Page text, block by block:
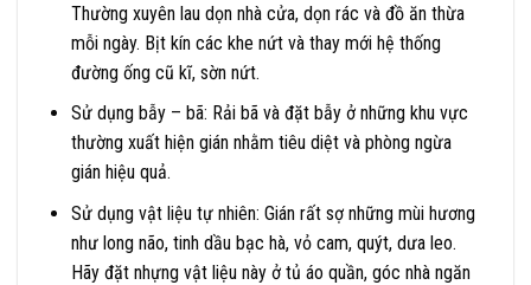
Thường xuyên lau dọn nhà cửa, dọn rác và đồ ăn thừa
mỗi ngày. Bịt kín các khe nứt và thay mới hệ thống
đường ống cũ kĩ, sờn nứt.
Sử dụng bẫy – bã: Rải bã và đặt bẫy ở những khu vực
thường xuất hiện gián nhằm tiêu diệt và phòng ngừa
gián hiệu quả.
Sử dụng vật liệu tự nhiên: Gián rất sợ những mùi hương
như long não, tinh dầu bạc hà, vỏ cam, quýt, dưa leo.
Hãy đặt nhựng vật liệu này ở tủ áo quần, góc nhà ngăn